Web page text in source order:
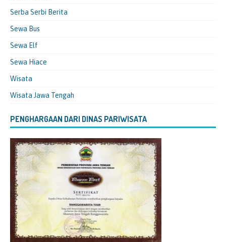
Serba Serbi Berita
Sewa Bus
Sewa Elf
Sewa Hiace
Wisata
Wisata Jawa Tengah
PENGHARGAAN DARI DINAS PARIWISATA